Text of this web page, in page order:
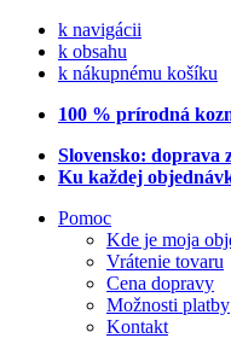
k navigácii
k obsahu
k nákupnému košíku
100 % prírodná
Slovensko: doprava
Ku každej
Pomoc
Kde je moja
Vrátenie tovaru
Cena dopravy
Možnosti platby
Kontakt